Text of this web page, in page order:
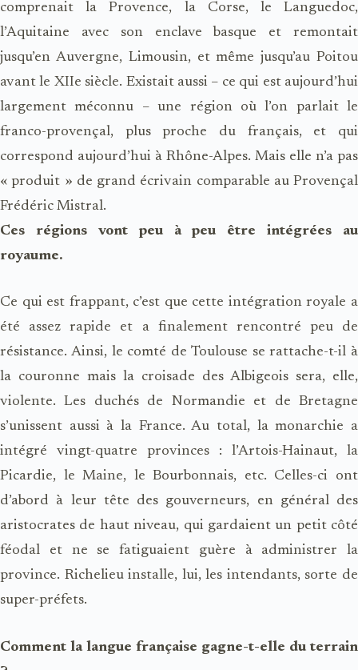
comprenait la Provence, la Corse, le Languedoc,
l’Aquitaine avec son enclave basque et remontait
jusqu’en Auvergne, Limousin, et même jusqu’au Poitou
avant le XIIe siècle. Existait aussi – ce qui est aujourd’hui
largement méconnu – une région où l’on parlait le
franco-provençal, plus proche du français, et qui
correspond aujourd’hui à Rhône-Alpes. Mais elle n’a pas
« produit » de grand écrivain comparable au Provençal
Frédéric Mistral.
Ces régions vont peu à peu être intégrées au
royaume.
Ce qui est frappant, c’est que cette intégration royale a
été assez rapide et a finalement rencontré peu de
résistance. Ainsi, le comté de Toulouse se rattache-t-il à
la couronne mais la croisade des Albigeois sera, elle,
violente. Les duchés de Normandie et de Bretagne
s’unissent aussi à la France. Au total, la monarchie a
intégré vingt-quatre provinces : l’Artois-Hainaut, la
Picardie, le Maine, le Bourbonnais, etc. Celles-ci ont
d’abord à leur tête des gouverneurs, en général des
aristocrates de haut niveau, qui gardaient un petit côté
féodal et ne se fatiguaient guère à administrer la
province. Richelieu installe, lui, les intendants, sorte de
super-préfets.
Comment la langue française gagne-t-elle du terrain